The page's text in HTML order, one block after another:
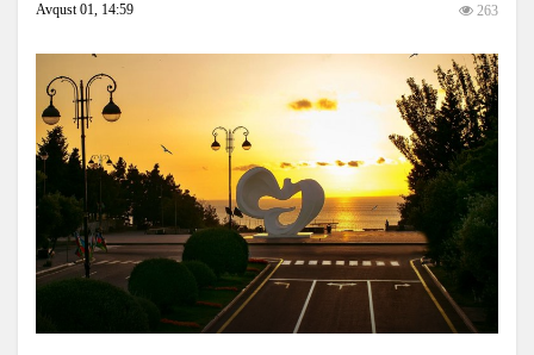
Avqust 01, 14:59 263